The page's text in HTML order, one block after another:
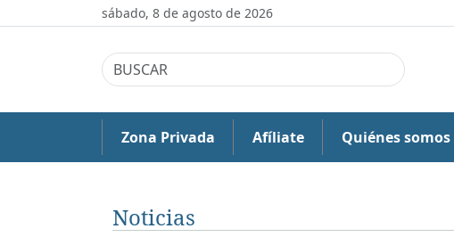
sábado, 8 de agosto de 2026
Zona Privada Afíliate Quiénes somos
Noticias